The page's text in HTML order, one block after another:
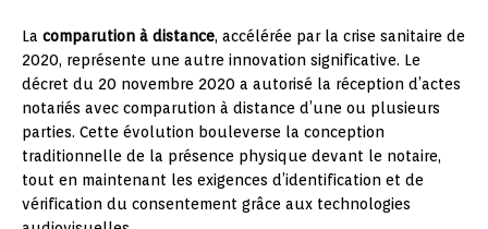
La comparution à distance, accélérée par la crise sanitaire de
2020, représente une autre innovation significative. Le
décret du 20 novembre 2020 a autorisé la réception d’actes
notariés avec comparution à distance d’une ou plusieurs
parties. Cette évolution bouleverse la conception
traditionnelle de la présence physique devant le notaire,
tout en maintenant les exigences d’identification et de
vérification du consentement grâce aux technologies